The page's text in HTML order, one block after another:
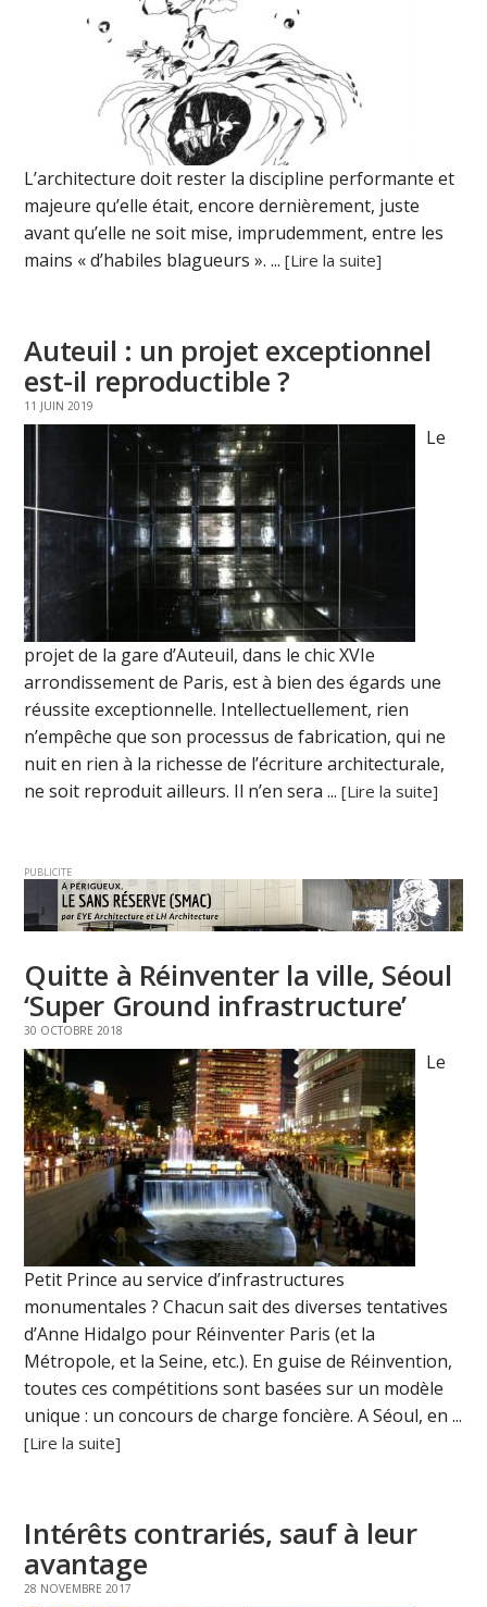
L’architecture doit rester la discipline performante et
majeure qu’elle était, encore dernièrement, juste
avant qu’elle ne soit mise, imprudemment, entre les
mains « d’habiles blagueurs ». ...[Lire la suite]
Auteuil : un projet exceptionnel
est-il reproductible ?
11 JUIN 2019
Le
projet de la gare d’Auteuil, dans le chic XVIe
arrondissement de Paris, est à bien des égards une
réussite exceptionnelle. Intellectuellement, rien
n’empêche que son processus de fabrication, qui ne
nuit en rien à la richesse de l’écriture architecturale,
ne soit reproduit ailleurs. Il n’en sera ...[Lire la suite]
PUBLICITE
Quitte à Réinventer la ville, Séoul
‘Super Ground infrastructure’
30 OCTOBRE 2018
Le
Petit Prince au service d’infrastructures
monumentales ? Chacun sait des diverses tentatives
d’Anne Hidalgo pour Réinventer Paris (et la
Métropole, et la Seine, etc.). En guise de Réinvention,
toutes ces compétitions sont basées sur un modèle
unique : un concours de charge foncière. A Séoul, en ...
[Lire la suite]
Intérêts contrariés, sauf à leur
avantage
28 NOVEMBRE 2017